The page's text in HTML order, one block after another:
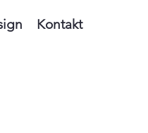
Kontakt